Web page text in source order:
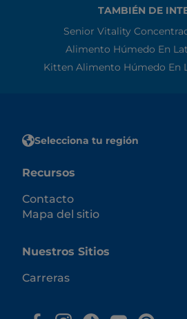
TAMBIÉN DE
Senior Vitality
Alimento Húmedo En
Kitten Alimento Húmedo En
Selecciona tu región
Recursos
Contacto
Mapa del sitio
Nuestros Sitios
Carreras